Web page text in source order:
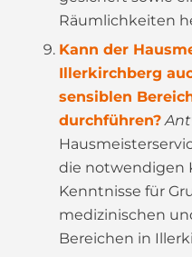
Räumlichkeiten
Kann der
Illerkirchberg
sensiblen
durchführen?
die notwendigen
Kenntnisse für
medizinischen
Bereichen in